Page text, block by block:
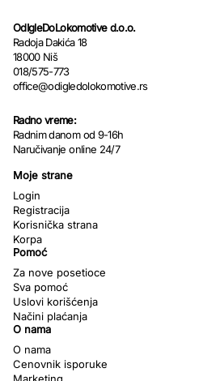
OdIgleDoLokomotive d.o.o.
Radoja Dakića 18
18000 Niš
018/575-773
office@odigledolokomotive.rs
Radno vreme:
Radnim danom od 9-16h
Naručivanje online 24/7
Moje strane
Login
Registracija
Korisnička strana
Korpa
Pomoć
Za nove posetioce
Sva pomoć
Uslovi korišćenja
Načini plaćanja
O nama
O nama
Cenovnik isporuke